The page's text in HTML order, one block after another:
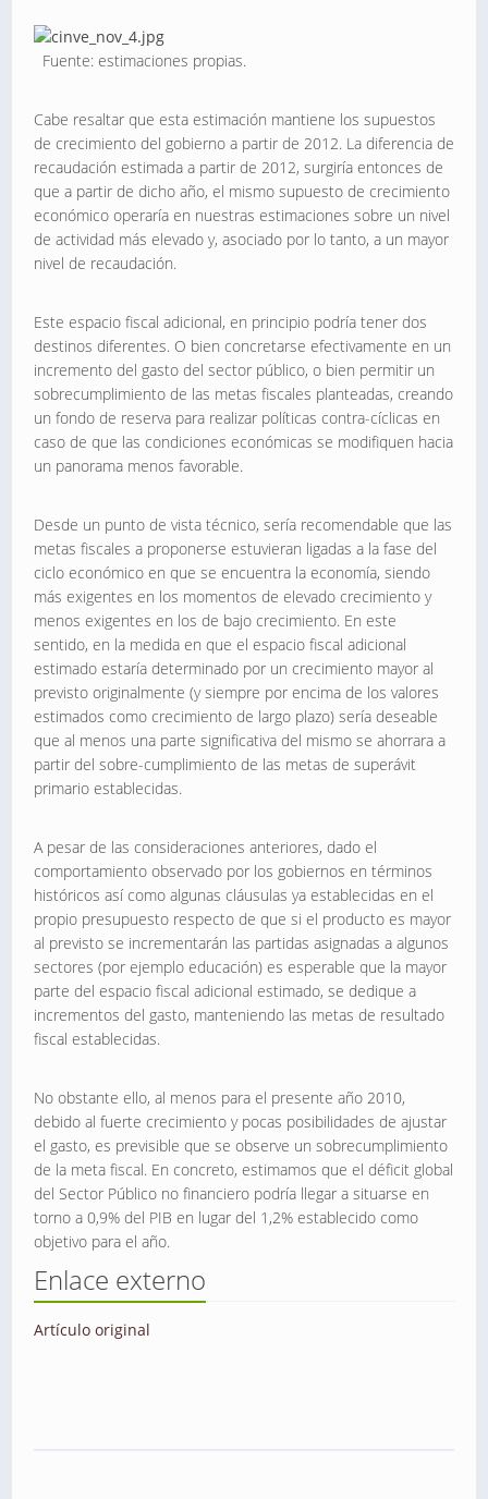
Fuente: estimaciones propias.
Cabe resaltar que esta estimación mantiene los supuestos
de crecimiento del gobierno a partir de 2012. La diferencia de
recaudación estimada a partir de 2012, surgiría entonces de
que a partir de dicho año, el mismo supuesto de crecimiento
económico operaría en nuestras estimaciones sobre un nivel
de actividad más elevado y, asociado por lo tanto, a un mayor
nivel de recaudación.
Este espacio fiscal adicional, en principio podría tener dos
destinos diferentes. O bien concretarse efectivamente en un
incremento del gasto del sector público, o bien permitir un
sobrecumplimiento de las metas fiscales planteadas, creando
un fondo de reserva para realizar políticas contra-cíclicas en
caso de que las condiciones económicas se modifiquen hacia
un panorama menos favorable.
Desde un punto de vista técnico, sería recomendable que las
metas fiscales a proponerse estuvieran ligadas a la fase del
ciclo económico en que se encuentra la economía, siendo
más exigentes en los momentos de elevado crecimiento y
menos exigentes en los de bajo crecimiento. En este
sentido, en la medida en que el espacio fiscal adicional
estimado estaría determinado por un crecimiento mayor al
previsto originalmente (y siempre por encima de los valores
estimados como crecimiento de largo plazo) sería deseable
que al menos una parte significativa del mismo se ahorrara a
partir del sobre-cumplimiento de las metas de superávit
primario establecidas.
A pesar de las consideraciones anteriores, dado el
comportamiento observado por los gobiernos en términos
históricos así como algunas cláusulas ya establecidas en el
propio presupuesto respecto de que si el producto es mayor
al previsto se incrementarán las partidas asignadas a algunos
sectores (por ejemplo educación) es esperable que la mayor
parte del espacio fiscal adicional estimado, se dedique a
incrementos del gasto, manteniendo las metas de resultado
fiscal establecidas.
No obstante ello, al menos para el presente año 2010,
debido al fuerte crecimiento y pocas posibilidades de ajustar
el gasto, es previsible que se observe un sobrecumplimiento
de la meta fiscal. En concreto, estimamos que el déficit global
del Sector Público no financiero podría llegar a situarse en
torno a 0,9% del PIB en lugar del 1,2% establecido como
objetivo para el año.
Enlace externo
Artículo original